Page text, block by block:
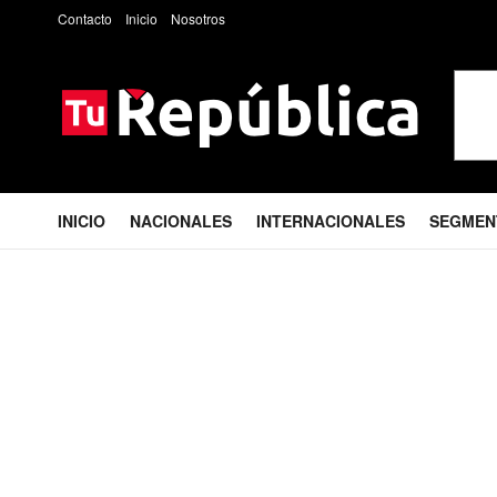
Contacto Inicio Nosotros
INICIO NACIONALES INTERNACIONALES